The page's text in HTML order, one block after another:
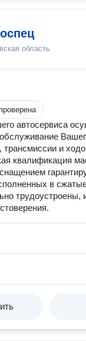
область
автосервиса
трансмиссии и
квалификация
в
трудоустроены,